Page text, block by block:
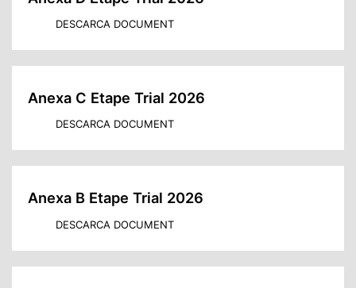
DESCARCA DOCUMENT
Anexa C Etape Trial 2026
DESCARCA DOCUMENT
Anexa B Etape Trial 2026
DESCARCA DOCUMENT